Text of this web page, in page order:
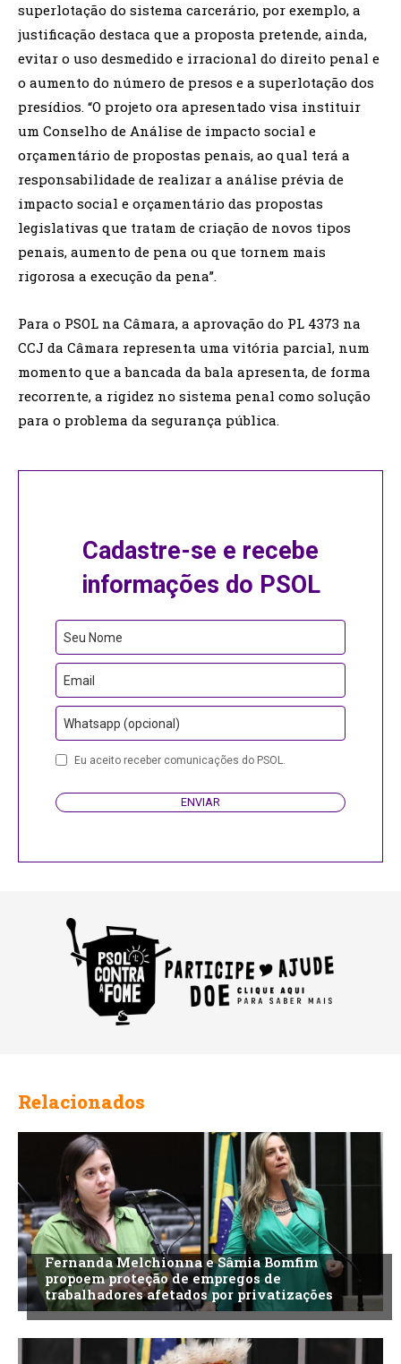
superlotação do sistema carcerário, por exemplo, a
justificação destaca que a proposta pretende, ainda,
evitar o uso desmedido e irracional do direito penal e
o aumento do número de presos e a superlotação dos
presídios. “O projeto ora apresentado visa instituir
um Conselho de Análise de impacto social e
orçamentário de propostas penais, ao qual terá a
responsabilidade de realizar a análise prévia de
impacto social e orçamentário das propostas
legislativas que tratam de criação de novos tipos
penais, aumento de pena ou que tornem mais
rigorosa a execução da pena”.
Para o PSOL na Câmara, a aprovação do PL 4373 na
CCJ da Câmara representa uma vitória parcial, num
momento que a bancada da bala apresenta, de forma
recorrente, a rigidez no sistema penal como solução
para o problema da segurança pública.
Cadastre-se e recebe
informações do PSOL
Your
Website
Seu Nome
Email
Whatsapp (opcional)
Eu aceito receber comunicações do PSOL.
ENVIAR
Relacionados
Fernanda Melchionna e Sâmia Bomfim
propoem proteção de empregos de
trabalhadores afetados por privatizações